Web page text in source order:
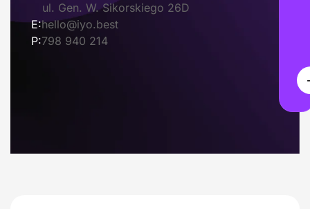
ul. Gen. W. Sikorskiego 26D
E:hello@iyo.best
P:798 940 214